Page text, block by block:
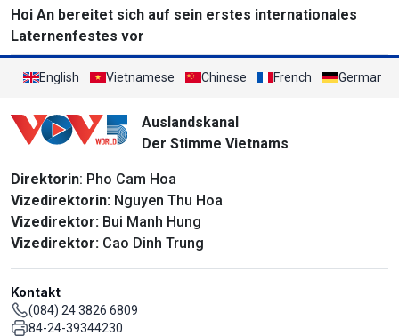
Hoi An bereitet sich auf sein erstes internationales
Laternenfestes vor
English Vietnamese Chinese French German
Auslandskanal
Der Stimme Vietnams
Direktorin: Pho Cam Hoa
Vizedirektorin: Nguyen Thu Hoa
Vizedirektor: Bui Manh Hung
Vizedirektor: Cao Dinh Trung
Kontakt
(084) 24 3826 6809
84-24-39344230